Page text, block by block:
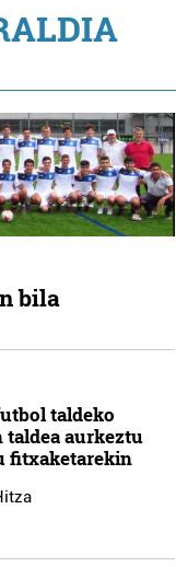
bila
taldeko
aurkeztu
fitxaketarekin